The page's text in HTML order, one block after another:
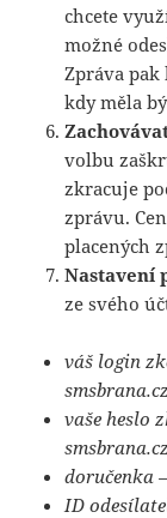
chcete
možné
Zpráva pak
kdy měla
volbu
zkracuje
zprávu.
placených
Nastavení
ze svého
váš login
smsbrana.cz
vaše heslo
smsbrana.cz
doručenka
ID